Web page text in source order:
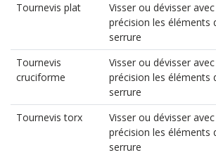
Tournevis plat
Visser ou dévisser avec
précision les éléments
serrure
Tournevis
cruciforme
Visser ou dévisser avec
précision les éléments
serrure
Tournevis torx
Visser ou dévisser avec
précision les éléments
serrure